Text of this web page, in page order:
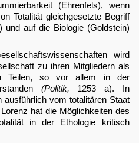
(Ehrenfels), wenn
Totalität gleichgesetzte Begriff
auf die Biologie (Goldstein)
wird
zu ihren Mitgliedern als
Teilen, so vor allem in der
(Politik, 1253 a). In
ausführlich vom totalitären Staat
hat die Möglichkeiten des
in der Ethologie kritisch